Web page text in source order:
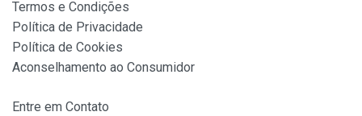
Termos e Condições
Política de Privacidade
Política de Cookies
Aconselhamento ao Consumidor
Entre em Contato